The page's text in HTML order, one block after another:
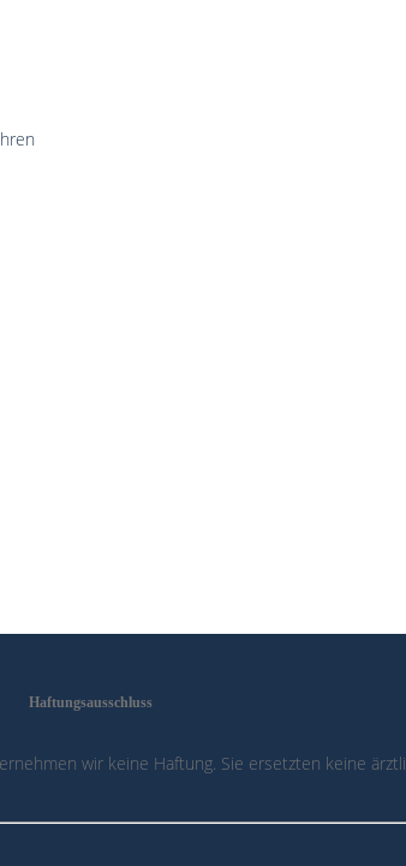
Haftungsausschluss
wir keine Haftung. Sie ersetzten keine